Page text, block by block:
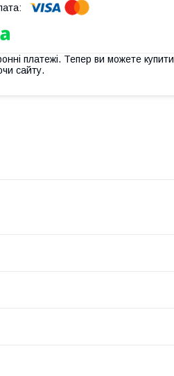
платежі. Тепер ви можете купити
сайту.